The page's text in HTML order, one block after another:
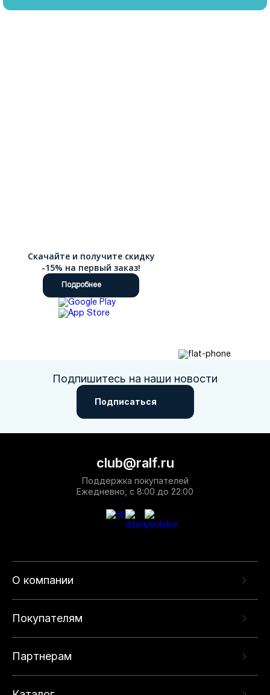
Скачайте и получите скидку
-15% на первый заказ!
Подробнее
Подпишитесь на наши новости
Подписаться
О компании
Покупателям
Партнерам
club@ralf.ru
Поддержка покупателей
Ежедневно, с 8:00 до 22:00